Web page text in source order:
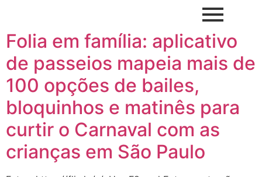
Folia em família: aplicativo
de passeios mapeia mais de
100 opções de bailes,
bloquinhos e matinês para
curtir o Carnaval com as
crianças em São Paulo